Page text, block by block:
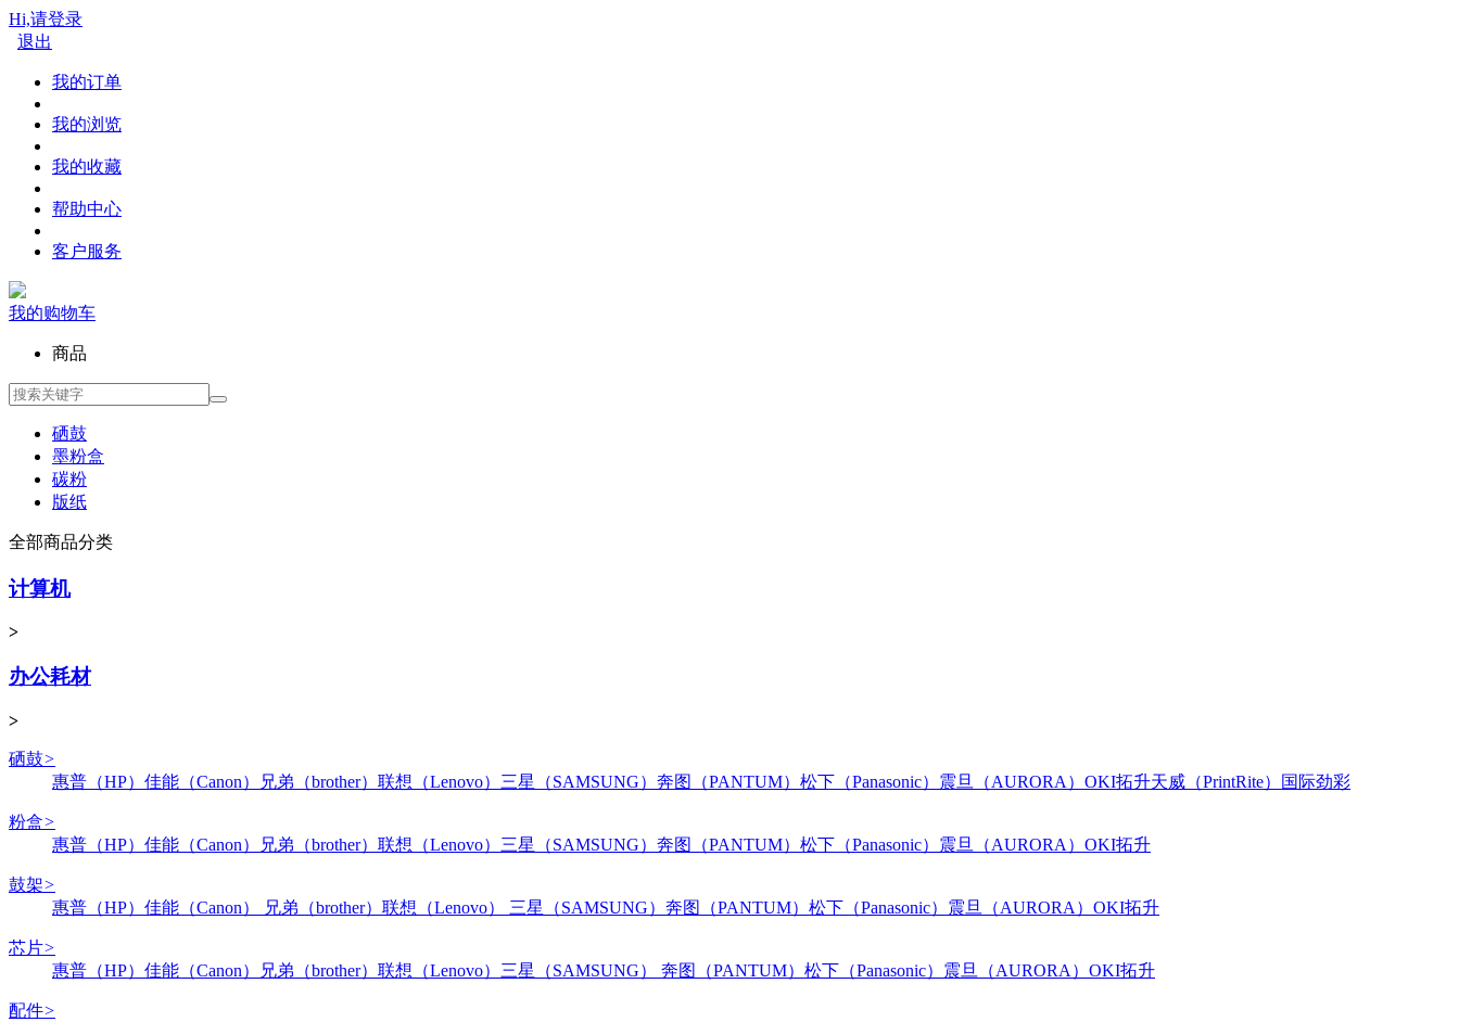
Hi,请登录
退出
我的订单
我的浏览
我的收藏
帮助中心
客户服务
我的购物车
商品
硒鼓
墨粉盒
碳粉
版纸
全部商品分类
计算机
>
办公耗材
>
硒鼓>
惠普（HP） 佳能（Canon） 兄弟（brother） 联想（Lenovo） 三星（SAMSUNG） 奔图（PANTUM） 松下（Panasonic） 震旦（AURORA） OKI拓升天威（PrintRite） 国际劲彩
粉盒>
惠普（HP） 佳能（Canon） 兄弟（brother） 联想（Lenovo） 三星（SAMSUNG） 奔图（PANTUM） 松下（Panasonic） 震旦（AURORA） OKI拓升
鼓架>
惠普（HP） 佳能（Canon） 兄弟（brother） 联想（Lenovo） 三星（SAMSUNG） 奔图（PANTUM） 松下（Panasonic） 震旦（AURORA） OKI拓升
芯片>
惠普（HP） 佳能（Canon） 兄弟（brother） 联想（Lenovo） 三星（SAMSUNG） 奔图（PANTUM） 松下（Panasonic） 震旦（AURORA） OKI拓升
配件>